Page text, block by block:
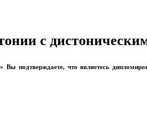
с
подтверждаете, что являетесь